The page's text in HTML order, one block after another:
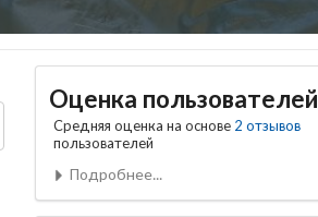
Оценка пользователей
Средняя оценка на основе 2 отзывов
пользователей
Подробнее...